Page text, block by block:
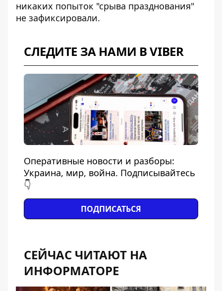
никаких попыток "срыва празднования"
не зафиксировали.
СЛЕДИТЕ ЗА НАМИ В VIBER
Оперативные новости и разборы:
Украина, мир, война. Подписывайтесь
👇
ПОДПИСАТЬСЯ
СЕЙЧАС ЧИТАЮТ НА
ИНФОРМАТОРЕ